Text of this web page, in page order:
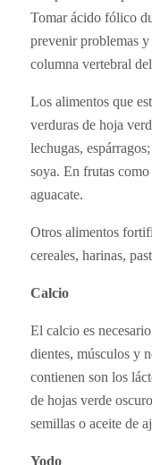
Tomar ácido fólico
prevenir problemas
columna vertebral
Los alimentos que
verduras de hoja
lechugas,
soya. En frutas
aguacate.
Otros alimentos
cereales, harinas,
Calcio
El calcio es
dientes, músculos y
contienen son los
de hojas verde
semillas o aceite de
Yodo